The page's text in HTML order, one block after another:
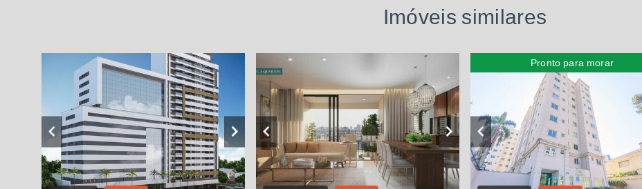
Imóveis similares
Pronto para morar